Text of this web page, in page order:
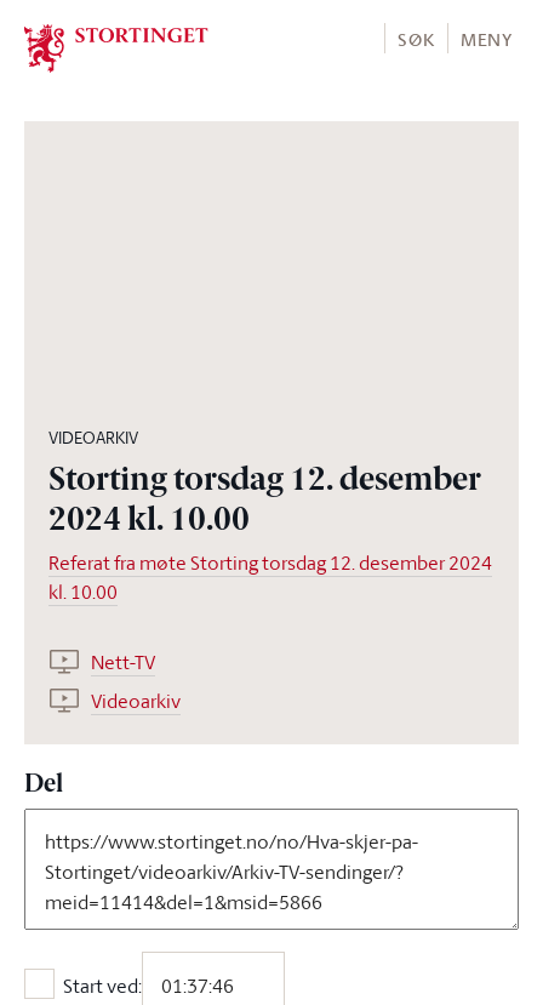
Stortinget.no
SØK MENY
VIDEOARKIV
Storting torsdag 12. desember
2024 kl. 10.00
Referat fra møte Storting torsdag 12. desember 2024
kl. 10.00
Nett-TV
Videoarkiv
Del
Start ved: